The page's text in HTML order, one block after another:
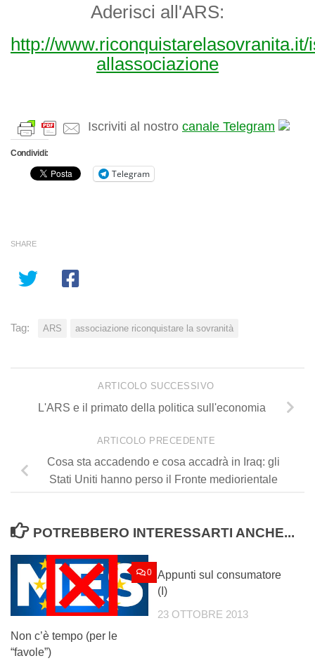
Aderisci all'ARS:
http://
allassociazione
Iscriviti al nostro canale Telegram
Condividi:
Telegram
SHARE
Tag: ARS associazione riconquistare la sovranità
ARTICOLO SUCCESSIVO
L'ARS e il primato della politica sull'economia
ARTICOLO PRECEDENTE
Cosa sta accadendo e cosa accadrà in Iraq: gli
Stati Uniti hanno perso il Fronte mediorientale
POTREBBERO INTERESSARTI ANCHE...
0
Non c’è tempo (per le
“favole”)
Appunti sul consumatore
(I)
23 OTTOBRE 2013